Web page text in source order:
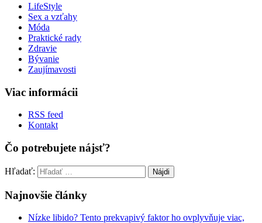
LifeStyle
Sex a vzťahy
Móda
Praktické rady
Zdravie
Bývanie
Zaujímavosti
Viac informácii
RSS feed
Kontakt
Čo potrebujete nájsť?
Hľadať:
Najnovšie články
Nízke libido? Tento prekvapivý faktor ho ovplyvňuje viac,